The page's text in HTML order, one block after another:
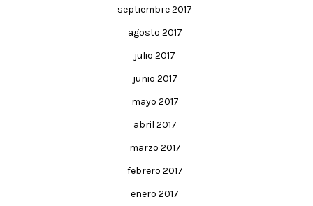
septiembre 2017
agosto 2017
julio 2017
junio 2017
mayo 2017
abril 2017
marzo 2017
febrero 2017
enero 2017